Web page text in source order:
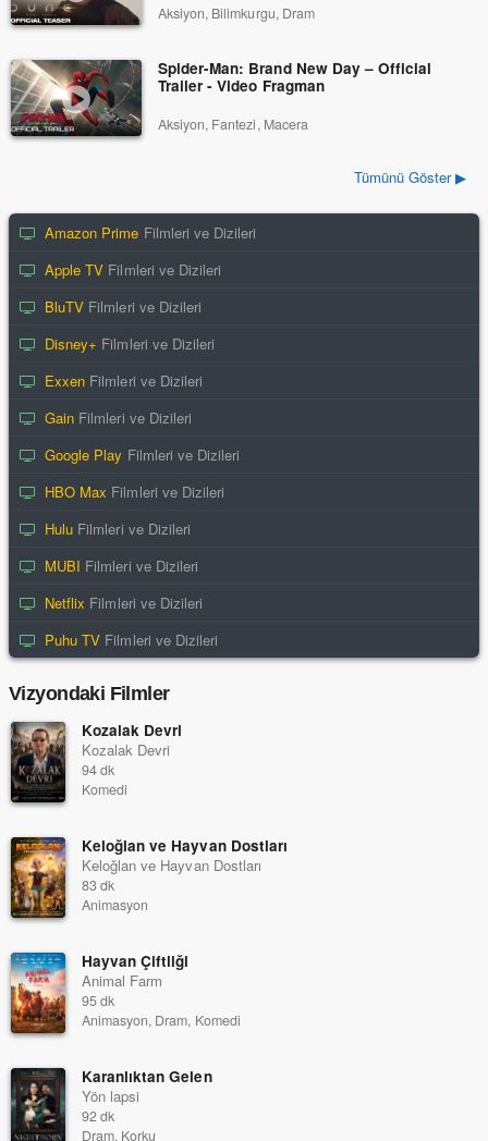
Aksiyon, Bilimkurgu, Dram
Spider-Man: Brand New Day – Official
Trailer - Video Fragman
Aksiyon, Fantezi, Macera
Tümünü Göster ▶
Amazon Prime Filmleri ve Dizileri
Apple TV Filmleri ve Dizileri
BluTV Filmleri ve Dizileri
Disney+ Filmleri ve Dizileri
Exxen Filmleri ve Dizileri
Gain Filmleri ve Dizileri
Google Play Filmleri ve Dizileri
HBO Max Filmleri ve Dizileri
Hulu Filmleri ve Dizileri
MUBI Filmleri ve Dizileri
Netflix Filmleri ve Dizileri
Puhu TV Filmleri ve Dizileri
Vizyondaki Filmler
Kozalak Devri
Kozalak Devri
94 dk
Komedi
Keloğlan ve Hayvan Dostları
Keloğlan ve Hayvan Dostları
83 dk
Animasyon
Hayvan Çiftliği
Animal Farm
95 dk
Animasyon, Dram, Komedi
Karanlıktan Gelen
Yön lapsi
92 dk
Dram, Korku